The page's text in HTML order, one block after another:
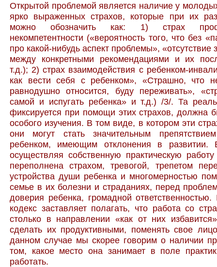
Открытой проблемой является наличие у
ярко выраженных страхов, которые при их
можно обозначить как: 1) страх
некомпетентности («вероятность того, что без
про какой-нибудь аспект проблемы», «отсутствие
между конкретными рекомендациями и их
т.д.); 2) страх взаимодействия с ребенком-
как вести себя с ребенком», «Страшно, что
равнодушно относится, буду переживать»,
самой и испугать ребенка» и т.д.) /3/. Та
фиксируется при помощи этих страхов, должна
особого изучения. В том виде, в котором эти
они могут стать значительным
ребенком, имеющим отклонения в развитии.
осуществляя собственную практическую
переполнена страхом, тревогой, трепетом
устройства души ребенка и многомерностью
семье в их болезни и страданиях, перед
доверия ребенка, громадной
кодекс заставляет полагать, что работа со
столько в направлении «как от них
сделать их продуктивными, поменять свое
данном случае мы скорее говорим о наличии
том, какое место она занимает в поле
работать.